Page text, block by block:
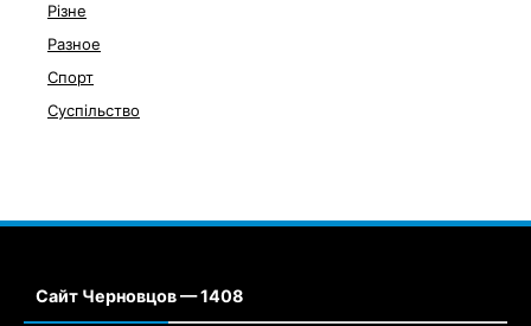
Різне
Разное
Спорт
Суспільство
Сайт Черновцов — 1408